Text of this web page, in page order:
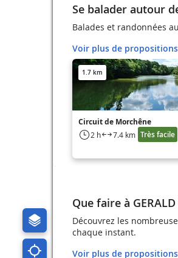
Se balader autour
Balades et randonnées
Voir plus de propositions
1.7 km
Circuit de Morchêne
2 h 7.4 km Très facile
Que faire à GERALD
Découvrez les
chaque instant.
Voir plus de propositions